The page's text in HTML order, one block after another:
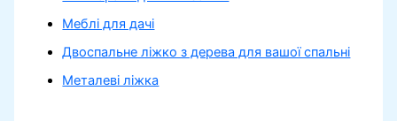
Меблі для дачі
Двоспальне ліжко з дерева для вашої спальні
Металеві ліжка